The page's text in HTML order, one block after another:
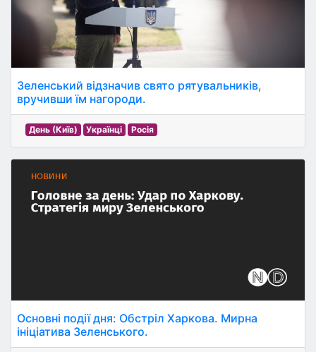
Зеленський відзначив свято рятувальників,
вручивши їм нагороди.
День (Київ) Українці Росія
Основні події дня: Обстріл Харкова. Мирна
ініціатива Зеленського.